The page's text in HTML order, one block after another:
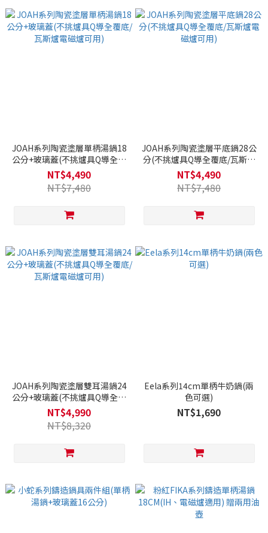
JOAH系列陶瓷塗層單柄湯鍋18
公分+玻璃蓋(不挑爐具Q導全覆
底/瓦斯爐電磁爐可用)
NT$4,490
NT$7,480
JOAH系列陶瓷塗層平底鍋28公
分(不挑爐具Q導全覆底/瓦斯爐
電磁爐可用)
NT$4,490
NT$7,480
JOAH系列陶瓷塗層雙耳湯鍋24
公分+玻璃蓋(不挑爐具Q導全覆
底/瓦斯爐電磁爐可用)
NT$4,990
NT$8,320
Eela系列14cm單柄牛奶鍋(兩
色可選)
NT$1,690